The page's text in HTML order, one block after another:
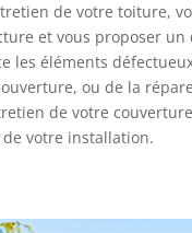
de votre toiture,
et vous proposer
les éléments
ou de la
de votre
votre installation.